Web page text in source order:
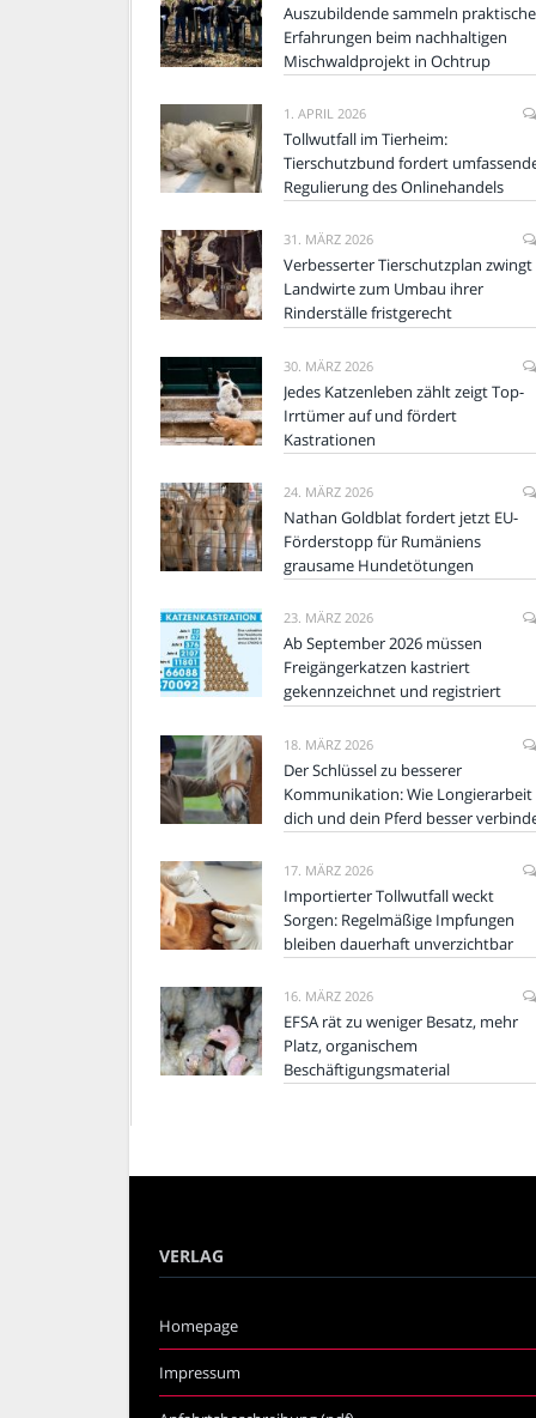
Auszubildende sammeln praktische
Erfahrungen beim nachhaltigen
Mischwaldprojekt in Ochtrup
1. APRIL 2026
Tollwutfall im Tierheim:
Tierschutzbund fordert
Regulierung des Onlinehandels
31. MÄRZ 2026
Verbesserter Tierschutzplan zwingt
Landwirte zum Umbau ihrer
Rinderställe fristgerecht
30. MÄRZ 2026
Jedes Katzenleben zählt zeigt Top-
Irrtümer auf und fördert
Kastrationen
24. MÄRZ 2026
Nathan Goldblat fordert jetzt EU-
Förderstopp für Rumäniens
grausame Hundetötungen
23. MÄRZ 2026
Ab September 2026 müssen
Freigängerkatzen kastriert
gekennzeichnet und registriert
18. MÄRZ 2026
Der Schlüssel zu besserer
Kommunikation: Wie Longierarbeit
dich und dein Pferd besser
17. MÄRZ 2026
Importierter Tollwutfall weckt
Sorgen: Regelmäßige Impfungen
bleiben dauerhaft unverzichtbar
16. MÄRZ 2026
EFSA rät zu weniger Besatz, mehr
Platz, organischem
Beschäftigungsmaterial
VERLAG
Homepage
Impressum